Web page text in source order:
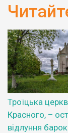
Троїцька
Красного, –
відлуння